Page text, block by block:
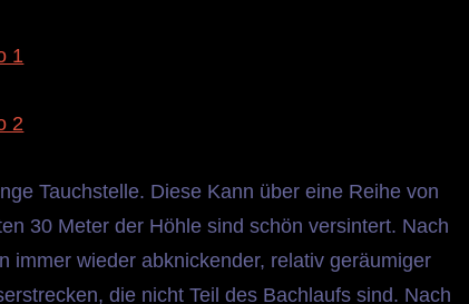
1
2
Tauchstelle. Diese Kann über eine Reihe von
30 Meter der Höhle sind schön versintert. Nach
immer wieder abknickender, relativ geräumiger
die nicht Teil des Bachlaufs sind. Nach